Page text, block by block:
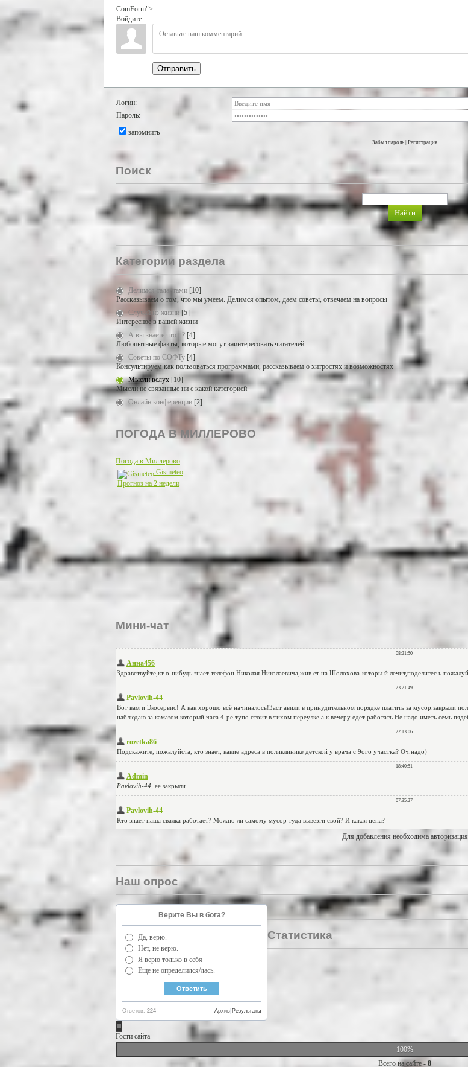
ComForm">
Войдите:
Отправить
Логин:
Пароль:
запомнить
Забыл пароль Регистрация
Поиск
Категории раздела
Делимся талантами [10]
Рассказываем о том, что мы умеем. Делимся опытом, даем советы, отвечаем на вопросы
Случай из жизни [5]
Интересное в вашей жизни
А вы знаете что...? [4]
Любопытные факты, которые могут заинтересовать читателей
Советы по СОФТу [4]
Консультируем как пользоваться программами, рассказываем о хитростях и возможностях
Мысли вслух [10]
Мысли не связанные ни с какой категорией
Онлайн конференции [2]
ПОГОДА В МИЛЛЕРОВО
Погода в Миллерово
Gismeteo
Прогноз на 2 недели
Мини-чат
Для добавления необходима авторизация
Наш опрос
Верите Вы в бога?
Да, верю.
Нет, не верю.
Я верю только в себя
Еще не определился/лась.
Ответов: 224 Результаты
Архив
Статистика
Гости сайта
100%
Всего на сайте - 8